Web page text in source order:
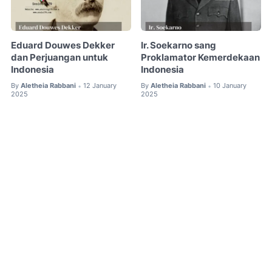
Eduard Douwes Dekker
dan Perjuangan untuk
Indonesia
By Aletheia Rabbani • 12 January
2025
Ir. Soekarno sang
Proklamator Kemerdekaan
Indonesia
By Aletheia Rabbani • 10 January
2025